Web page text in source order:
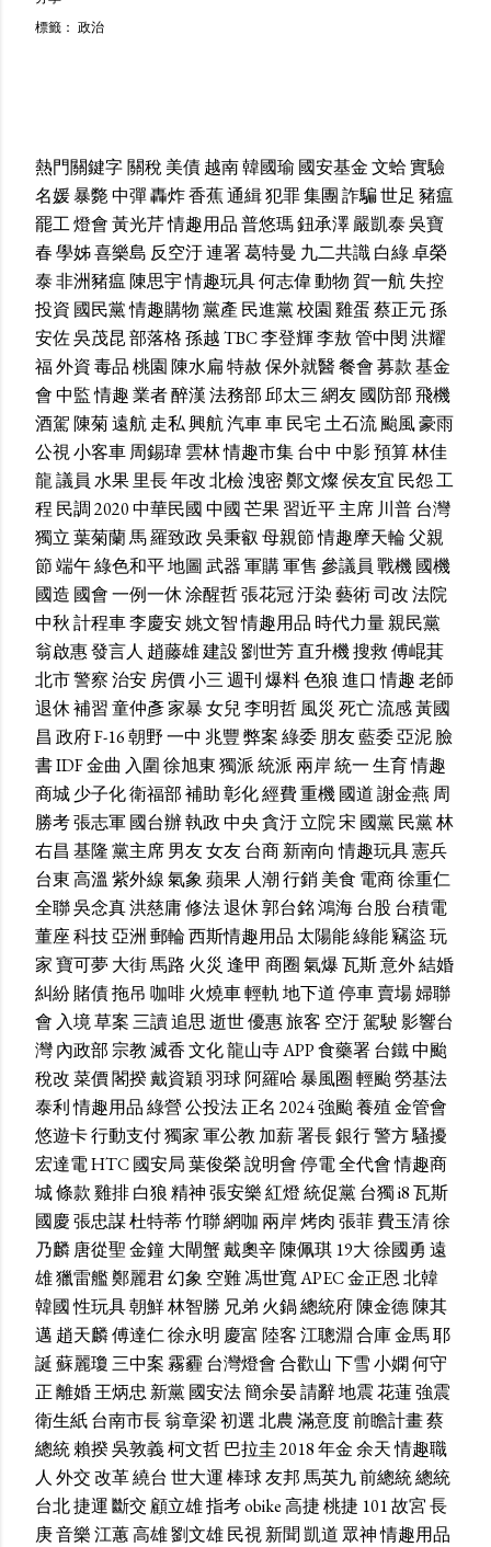
標籤： 政治
熱門關鍵字關稅美債越南韓國瑜 國安基金文蛤實驗
名媛暴斃中彈轟炸香蕉通緝犯罪集團詐騙世足 豬瘟
罷工燈會黃光芹情趣用品普悠瑪鈕承澤嚴凱泰吳寶
春學姊喜樂島 反空汙連署葛特曼 九二共識白綠卓榮
泰非洲豬瘟陳思宇情趣玩具何志偉動物賀一航失控
投資 國民黨情趣購物黨產 民進黨校園雞蛋蔡正元孫
安佐吳茂昆部落格孫越TBC李登輝李敖管中閔洪耀
福外資毒品桃園陳水扁特赦保外就醫餐會募款基金
會中監情趣業者醉漢法務部邱太三網友國防部飛機
酒駕陳菊遠航走私興航汽車車民宅土石流颱風豪雨
公視小客車周錫瑋雲林情趣市集台中 中影預算林佳
龍議員 水果里長年改北檢洩密鄭文燦侯友宜 民怨工
程 民調2020中華民國中國芒果習近平主席 川普台灣
獨立葉菊蘭馬羅致政吳秉叡母親節情趣摩天輪父親
節端午綠色和平地圖武器軍購軍售 參議員 戰機國機
國造 國會一例一休涂醒哲張花冠汙染藝術司改法院
中秋計程車李慶安姚文智情趣用品 時代力量親民黨
翁啟惠發言人 趙藤雄建設劉世芳直升機搜救傅崐萁
北市警察治安房價小三週刊爆料色狼進口 情趣老師
退休補習童仲彥家暴女兒李明哲風災 死亡流感黃國
昌 政府F-16朝野一中 兆豐弊案綠委朋友藍委亞泥臉
書IDF金曲 入圍徐旭東獨派統派 兩岸統一生育情趣
商城少子化衛福部補助彰化經費重機國道謝金燕 周
勝考張志軍國台辦執政中央貪汙立院宋 國黨民黨林
右昌 基隆黨主席男友女友台商新南向 情趣玩具憲兵
台東高溫 紫外線氣象蘋果 人潮行銷美食 電商徐重仁
全聯吳念真洪慈庸修法退休郭台銘鴻海台股 台積電
董座科技亞洲郵輪西斯情趣用品 太陽能綠能竊盜玩
家寶可夢大街馬路 火災 逢甲 商圈氣爆瓦斯意外結婚
糾紛賭債拖吊 咖啡火燒車輕軌地下道停車賣場婦聯
會 入境草案三讀追思逝世優惠旅客 空汙駕駛影響台
灣內政部宗教滅香文化龍山寺APP食藥署台鐵中颱
稅改菜價閣揆戴資穎羽球阿羅哈暴風圈輕颱勞基法
泰利情趣用品綠營公投法正名 2024強颱養殖金管會
悠遊卡行動支付獨家軍公教 加薪署長銀行警方騷擾
宏達電HTC國安局葉俊榮說明會停電全代會情趣商
城條款雞排白狼精神張安樂紅燈統促黨台獨i8瓦斯
國慶張忠謀杜特蒂竹聯網咖 兩岸烤肉張菲費玉清徐
乃麟唐從聖金鐘大閘蟹戴奧辛陳佩琪 19大徐國勇 遠
雄獵雷艦鄭麗君幻象 空難馮世寬APEC金正恩北韓
韓國性玩具朝鮮林智勝 兄弟 火鍋總統府陳金德陳其
邁 趙天麟傅達仁徐永明 慶富 陸客江聰淵合庫金馬耶
誕蘇麗瓊三中案霧霾 台灣燈會合歡山下雪小嫻何守
正離婚王炳忠 新黨國安法簡余晏請辭地震花蓮強震
衛生紙台南市長翁章梁初選北農滿意度前瞻計畫蔡
總統賴揆吳敦義柯文哲巴拉圭2018年金余天情趣職
人 外交改革繞台 世大運棒球友邦馬英九前總統總統
台北捷運斷交 顧立雄指考obike高捷桃捷 101故宮長
庚音樂江蕙高雄劉文雄民視新聞凱道 眾神情趣用品